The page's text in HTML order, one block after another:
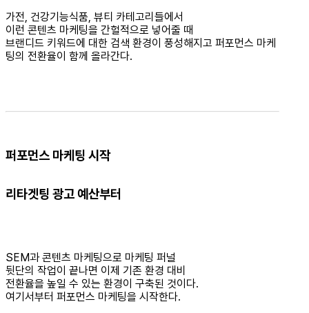
가전, 건강기능식품, 뷰티 카테고리들에서
이런 콘텐츠 마케팅을 간헐적으로 넣어줄 때
브랜디드 키워드에 대한 검색 환경이 풍성해지고 퍼포먼스 마케
팅의 전환율이 함께 올라간다.
퍼포먼스 마케팅 시작
리타겟팅 광고 예산부터
SEM과 콘텐츠 마케팅으로 마케팅 퍼널
뒷단의 작업이 끝나면 이제 기존 환경 대비
전환율을 높일 수 있는 환경이 구축된 것이다.
여기서부터 퍼포먼스 마케팅을 시작한다.